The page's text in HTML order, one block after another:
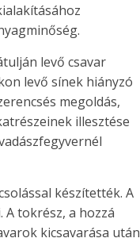
levő csavar
levő sínek hiányzó
megoldás,
illesztése
készítették. A
tokrész, a hozzá
kicsavarása után